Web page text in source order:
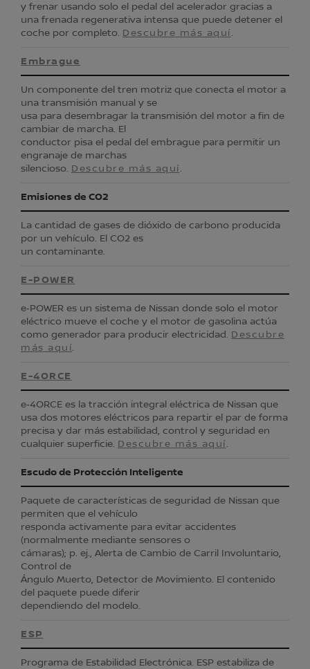
y frenar usando solo el pedal del acelerador gracias a
una frenada regenerativa intensa que puede detener el
coche por completo. Descubre más aquí.
Embrague
Un componente del tren motriz que conecta el motor a
una transmisión manual y se
usa para desembragar la transmisión del motor a fin de
cambiar de marcha. El
conductor pisa el pedal del embrague para permitir un
engranaje de marchas
silencioso. Descubre más aquí.
Emisiones de CO2
La cantidad de gases de dióxido de carbono producida
por un vehículo. El CO2 es
un contaminante.
E-POWER
e‑POWER es un sistema de Nissan donde solo el motor
eléctrico mueve el coche y el motor de gasolina actúa
como generador para producir electricidad. Descubre
más aquí.
E-4ORCE
e‑4ORCE es la tracción integral eléctrica de Nissan que
usa dos motores eléctricos para repartir el par de forma
precisa y dar más estabilidad, control y seguridad en
cualquier superficie. Descubre más aquí.
Escudo de Protección Inteligente
Paquete de características de seguridad de Nissan que
permiten que el vehículo
responda activamente para evitar accidentes
(normalmente mediante sensores o
cámaras); p. ej., Alerta de Cambio de Carril Involuntario,
Control de
Ángulo Muerto, Detector de Movimiento. El contenido
del paquete puede diferir
dependiendo del modelo.
ESP
Programa de Estabilidad Electrónica. ESP estabiliza de